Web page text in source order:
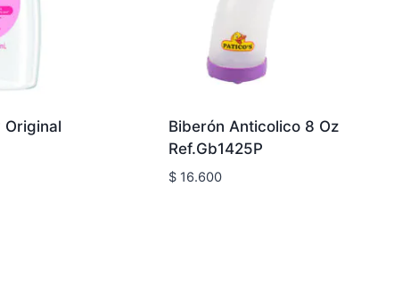
Original
Biberón Anticolico 8 Oz
Ref.Gb1425P
$16.600